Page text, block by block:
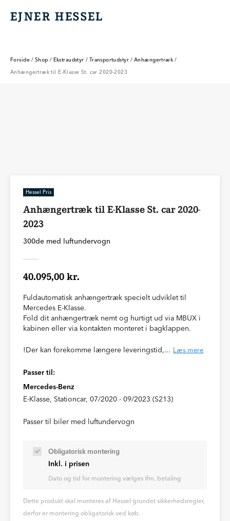
EJNER HESSEL
EJNER HESSEL
Forside / Shop / Ekstraudstyr / Transportudstyr / Anhængertræk /
Anhængertræk til E-Klasse St. car 2020-2023
Hessel Pris
Anhængertræk til E-Klasse St. car 2020-
2023
300de med luftundervogn
40.095,00 kr.
Fuldautomatisk anhængertræk specielt udviklet til
Mercedes E-Klasse.
Fold dit anhængertræk nemt og hurtigt ud via MBUX i
kabinen eller via kontakten monteret i bagklappen.
!Der kan forekomme længere leveringstid,... Læs mere
Passer til:
Mercedes-Benz
E-Klasse, Stationcar, 07/2020 - 09/2023 (S213)
Passer til biler med luftundervogn
Obligatorisk montering
Inkl. i prisen
Dato og tid for montering vælges ifm. betaling
Dette produkt skal monteres af Hessel grundet sikkerhedsregler,
derfor er montering obligatorisk ved køb.